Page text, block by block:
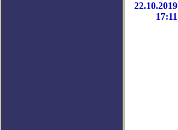
22.10.2019
17:11